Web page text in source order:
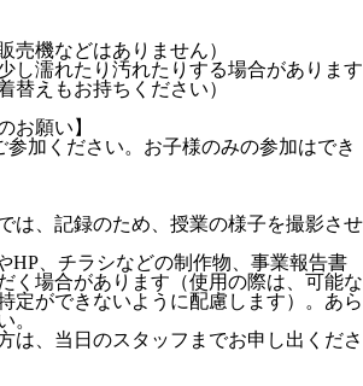
売機などはありません）
し濡れたり汚れたりする場合があります
替えもお持ちください）
お願い】
加ください。お子様のみの参加はでき
は、記録のため、授業の様子を撮影させ
HP、チラシなどの制作物、事業報告書
く場合があります（使用の際は、可能な
定ができないように配慮します）。あら
。
は、当日のスタッフまでお申し出くださ